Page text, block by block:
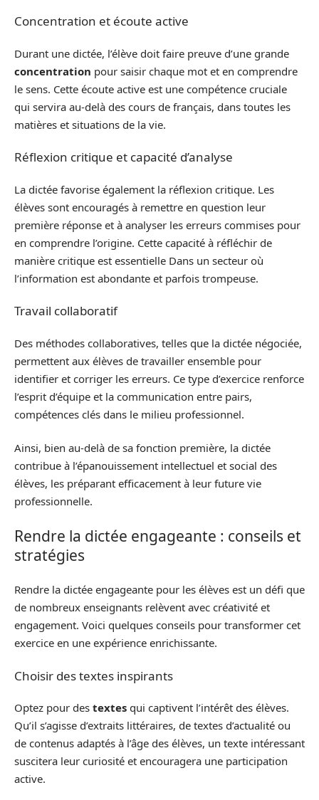
Concentration et écoute active
Durant une dictée, l’élève doit faire preuve d’une grande
concentration pour saisir chaque mot et en comprendre
le sens. Cette écoute active est une compétence cruciale
qui servira au-delà des cours de français, dans toutes les
matières et situations de la vie.
Réflexion critique et capacité d’analyse
La dictée favorise également la réflexion critique. Les
élèves sont encouragés à remettre en question leur
première réponse et à analyser les erreurs commises pour
en comprendre l’origine. Cette capacité à réfléchir de
manière critique est essentielle Dans un secteur où
l’information est abondante et parfois trompeuse.
Travail collaboratif
Des méthodes collaboratives, telles que la dictée négociée,
permettent aux élèves de travailler ensemble pour
identifier et corriger les erreurs. Ce type d’exercice renforce
l’esprit d’équipe et la communication entre pairs,
compétences clés dans le milieu professionnel.
Ainsi, bien au-delà de sa fonction première, la dictée
contribue à l’épanouissement intellectuel et social des
élèves, les préparant efficacement à leur future vie
professionnelle.
Rendre la dictée engageante : conseils et
stratégies
Rendre la dictée engageante pour les élèves est un défi que
de nombreux enseignants relèvent avec créativité et
engagement. Voici quelques conseils pour transformer cet
exercice en une expérience enrichissante.
Choisir des textes inspirants
Optez pour des textes qui captivent l’intérêt des élèves.
Qu’il s’agisse d’extraits littéraires, de textes d’actualité ou
de contenus adaptés à l’âge des élèves, un texte intéressant
suscitera leur curiosité et encouragera une participation
active.